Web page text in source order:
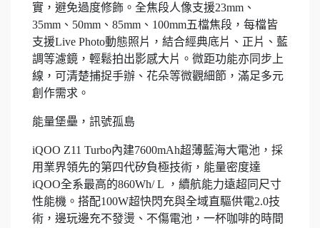
實，避免過度修飾。全焦段人像支援23mm、
35mm、50mm、85mm、100mm五檔焦段，每檔皆
支援Live Photo動態照片，結合經典底片、正片、藍
調等濾鏡，輕鬆拍出影感大片。微距功能亦同步上
線，可清楚捕捉手辦、花朵等微觀細節，滿足多元
創作需求。
能量堡壘，訊號孤島
iQOO Z11 Turbo內建7600mAh超薄藍海大電池，採
用業界領先的第四代矽負極技術，能量密度達
iQOO全系最高的860Wh/ L ，續航能力遠超同尺寸
性能機。搭配100W超快閃充與全域直驅供電2.0技
術，邊玩邊充不發燙、不傷電池，一杯咖啡的時間